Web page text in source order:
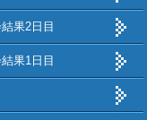
果2日目
果1日目